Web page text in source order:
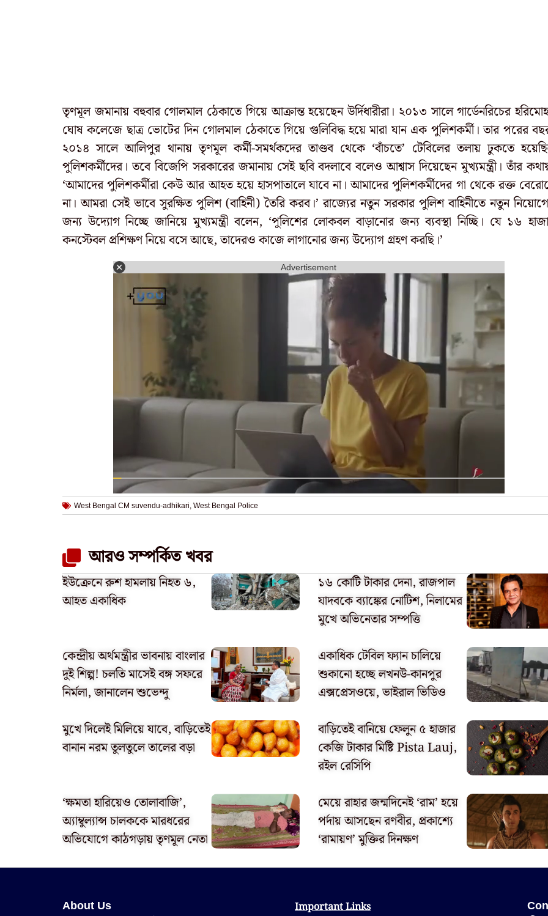
তৃণমূল জমানায় বহুবার গোলমাল ঠেকাতে গিয়ে আক্রান্ত হয়েছেন উর্দিধারীরা। ২০১৩ সালে গার্ডেনরিচের
ঘোষ কলেজে ছাত্র ভোটের দিন গোলমাল ঠেকাতে গিয়ে গুলিবিদ্ধ হয়ে মারা যান এক পুলিশকর্মী। তার পরের
২০১৪ সালে আলিপুর থানায় তৃণমূল কর্মী-সমর্থকদের তাণ্ডব থেকে ‘বাঁচতে’ টেবিলের তলায় ঢুকতে
পুলিশকর্মীদের। তবে বিজেপি সরকারের জমানায় সেই ছবি বদলাবে বলেও আশ্বাস দিয়েছেন মুখ্যমন্ত্রী। তাঁর
‘আমাদের পুলিশকর্মীরা কেউ আর আহত হয়ে হাসপাতালে যাবে না। আমাদের পুলিশকর্মীদের গা থেকে রক্ত
না। আমরা সেই ভাবে সুরক্ষিত পুলিশ (বাহিনী) তৈরি করব।’ রাজ্যের নতুন সরকার পুলিশ বাহিনীতে নতুন
জন্য উদ্যোগ নিচ্ছে জানিয়ে মুখ্যমন্ত্রী বলেন, ‘পুলিশের লোকবল বাড়ানোর জন্য ব্যবস্থা নিচ্ছি। যে ১৬
কনস্টেবল প্রশিক্ষণ নিয়ে বসে আছে, তাদেরও কাজে লাগানোর জন্য উদ্যোগ গ্রহণ করছি।’
Advertisement
West Bengal CM suvendu-adhikari, West Bengal Police
আরও সম্পর্কিত খবর
ইউক্রেনে রুশ হামলায় নিহত ৬,
আহত একাধিক
১৬ কোটি টাকার দেনা, রাজপাল
যাদবকে ব্যাঙ্কের নোটিশ, নিলামের
মুখে অভিনেতার সম্পত্তি
কেন্দ্রীয় অর্থমন্ত্রীর ভাবনায় বাংলার
দুই শিল্প! চলতি মাসেই বঙ্গ সফরে
নির্মলা, জানালেন শুভেন্দু
একাধিক টেবিল ফ্যান চালিয়ে
শুকানো হচ্ছে লখনউ-কানপুর
এক্সপ্রেসওয়ে, ভাইরাল ভিডিও
মুখে দিলেই মিলিয়ে যাবে, বাড়িতেই
বানান নরম তুলতুলে তালের বড়া
বাড়িতেই বানিয়ে ফেলুন ৫ হাজার
কেজি টাকার মিষ্টি Pista Lauj,
রইল রেসিপি
‘ক্ষমতা হারিয়েও তোলাবাজি’,
অ্যাম্বুল্যান্স চালককে মারধরের
অভিযোগে কাঠগড়ায় তৃণমূল নেতা
মেয়ে রাহার জন্মদিনেই ‘রাম’ হয়ে
পর্দায় আসছেন রণবীর, প্রকাশ্যে
‘রামায়ণ’ মুক্তির দিনক্ষণ
About Us Important Links